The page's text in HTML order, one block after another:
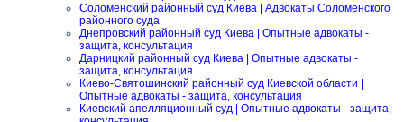
Соломенский районный суд Киева | Адвокаты Соломенского
районного суда
Днепровский районный суд Киева | Опытные адвокаты -
защита, консультация
Дарницкий районный суд Киева | Опытные адвокаты -
защита, консультация
Киево-Святошинский районный суд Киевской области |
Опытные адвокаты - защита, консультация
Киевский апелляционный суд | Опытные адвокаты - защита,